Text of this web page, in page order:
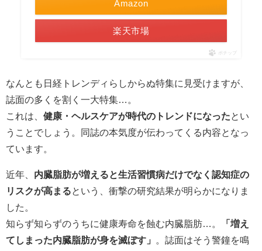
Amazon
楽天市場
ポチップ
なんとも日経トレンディらしからぬ特集に見受けますが、
誌面の多くを割く一大特集…。
これは、 健康・ヘルスケアが時代のトレンドになったとい
うことでしょう。同誌の本気度が伝わってくる内容となっ
ています。
近年、 内臓脂肪が増えると生活習慣病だけでなく認知症の
リスクが高まるという、衝撃の研究結果が明らかになりま
した。
知らず知らずのうちに健康寿命を蝕む内臓脂肪…。
「増え
てしまった内臓脂肪が身を滅ぼす」
。誌面はそう警鐘を鳴